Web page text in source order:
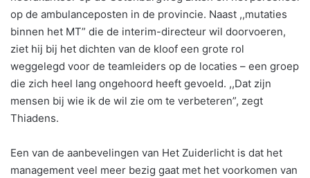
op de ambulanceposten in de provincie. Naast ,,mutaties
binnen het MT” die de interim-directeur wil doorvoeren,
ziet hij bij het dichten van de kloof een grote rol
weggelegd voor de teamleiders op de locaties – een groep
die zich heel lang ongehoord heeft gevoeld. ,,Dat zijn
mensen bij wie ik de wil zie om te verbeteren”, zegt
Thiadens.
Een van de aanbevelingen van Het Zuiderlicht is dat het
management veel meer bezig gaat met het voorkomen van